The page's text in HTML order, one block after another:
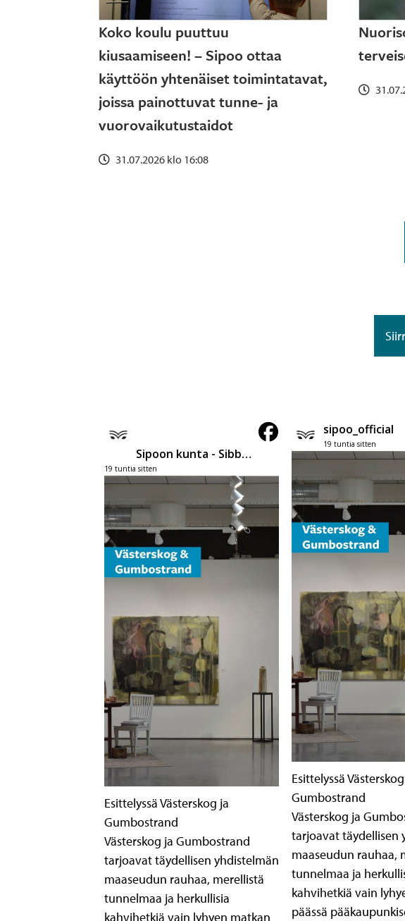
Koko koulu puuttuu
kiusaamiseen! – Sipoo ottaa
käyttöön yhtenäiset toimintatavat,
joissa painottuvat tunne- ja
vuorovaikutustaidot
31.07.2026 klo 16:08
Sipoon kunta - Sibbo kommun
19 tuntia sitten
Esittelyssä Västerskog ja
Gumbostrand
Västerskog ja Gumbostrand
tarjoavat täydellisen yhdistelmän
maaseudun rauhaa, merellistä
tunnelmaa ja herkullisia
kahvihetkiä vain lyhyen matkan
sipoo_official
19 tuntia sitten
Esittelyssä
Gumbostrand
Västerskog ja
tarjoavat täydellisen
maaseudun rauhaa,
tunnelmaa ja
kahvihetkiä vain
päässä